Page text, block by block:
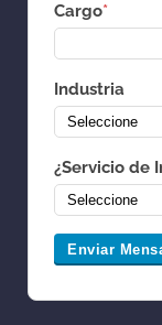
Cargo*
Industria
¿Servicio de
Enviar